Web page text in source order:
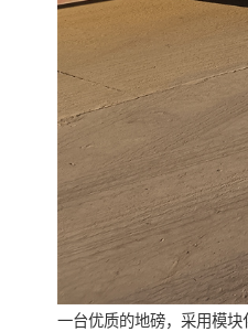
一台优质的地磅，采用模块